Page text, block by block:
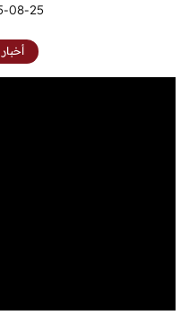
الفجيرة
25 | 01:09